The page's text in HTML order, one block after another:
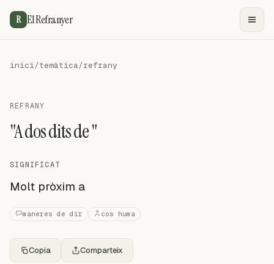
R El Refranyer
inici/temàtica/refrany
REFRANY
"A dos dits de "
SIGNIFICAT
Molt pròxim a
maneres de dir cos huma
Copia Comparteix